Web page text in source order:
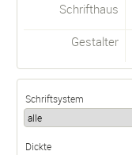
Schrifthaus
Gestalter
Schriftsystem
Dickte